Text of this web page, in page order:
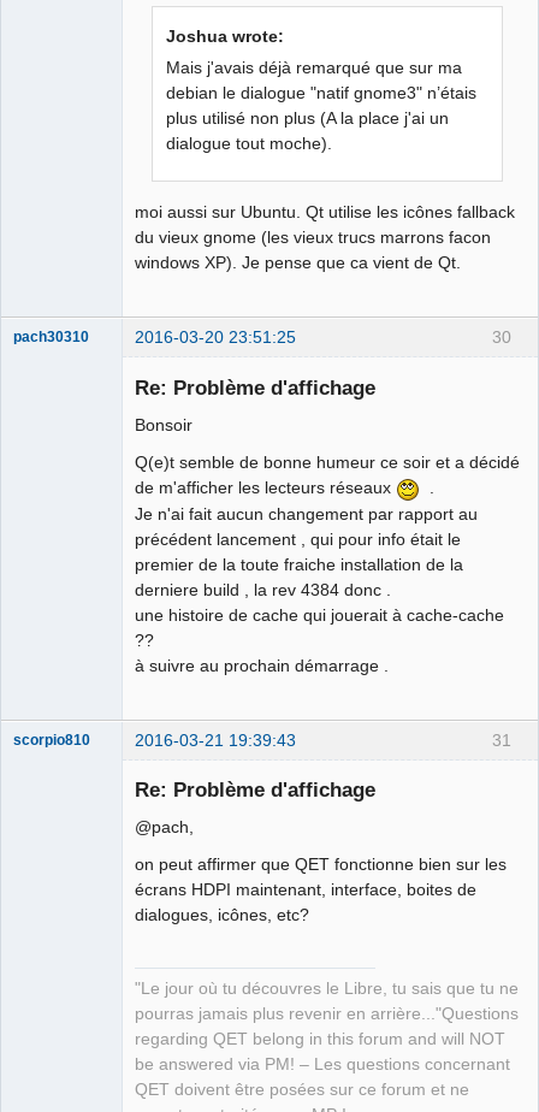
Joshua wrote:
Mais j'avais déjà remarqué que sur ma
debian le dialogue "natif gnome3" n’étais
plus utilisé non plus (A la place j'ai un
dialogue tout moche).
moi aussi sur Ubuntu. Qt utilise les icônes fallback
du vieux gnome (les vieux trucs marrons facon
windows XP). Je pense que ca vient de Qt.
30
pach30310 2016-03-20 23:51:25
Re: Problème d'affichage
Bonsoir
Q(e)t semble de bonne humeur ce soir et a décidé
de m'afficher les lecteurs réseaux
Je n'ai fait aucun changement par rapport au
précédent lancement , qui pour info était le
premier de la toute fraiche installation de la
derniere build , la rev 4384 donc .
une histoire de cache qui jouerait à cache-cache
??
à suivre au prochain démarrage .
31
scorpio810 2016-03-21 19:39:43
Re: Problème d'affichage
@pach,
on peut affirmer que QET fonctionne bien sur les
écrans HDPI maintenant, interface, boites de
dialogues, icônes, etc?
"Le jour où tu découvres le Libre, tu sais que tu ne
pourras jamais plus revenir en arrière..."Questions
regarding QET belong in this forum and will NOT
be answered via PM! – Les questions concernant
QET doivent être posées sur ce forum et ne